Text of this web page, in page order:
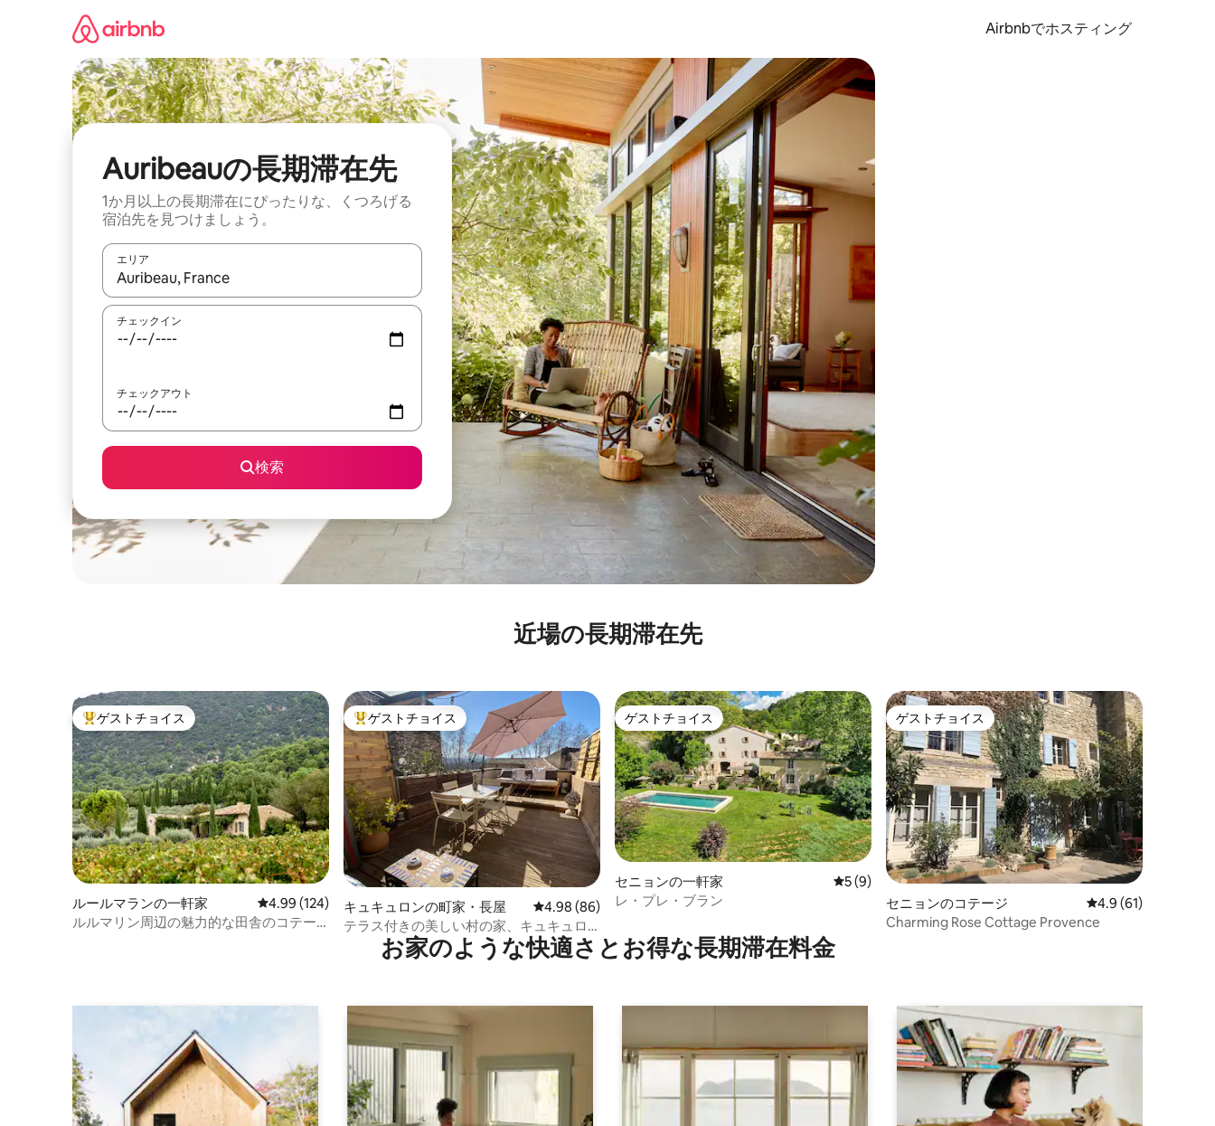
Airbnbでホスティング
Auribeauの長期滞在先
1か月以上の長期滞在にぴったりな、くつろげる
宿泊先を見つけましょう。
エリア
検索結果が表示されたら、上下の矢印キーを使って移動するか、画面をタッチまたはスワイプして検索結果を確認することができます。
チェックイン
チェックアウト
検索
近場の長期滞在先
大好評のゲストチョイスです。
ゲストチョイス
ルールマランの一軒家 レビュー124件、5つ星中4.99つ星の平均評価
4.99 (124)
ルルマリン周辺の魅力的な田舎のコテー
大好評のゲストチョイスです。
ゲストチョイス
キュキュロンの町家・長屋 レビュー86件、5つ星中4.98つ星の平均評価
4.98 (86)
テラス付きの美しい村の家、キュキュロ
ン・リュベロン
ゲストチョイス
ゲストチョイス
セニョンの一軒家 レビュー9件、5つ星中5つ星の平均評価
5 (9)
レ・プレ・ブラン
ゲストチョイス
ゲストチョイス
セニョンのコテージ レビュー61件、5つ
4.9 (61)
Charming Rose Cottage Provence
お家のような快⁠適⁠さ⁠とお⁠得⁠な長⁠期⁠滞⁠在料⁠金